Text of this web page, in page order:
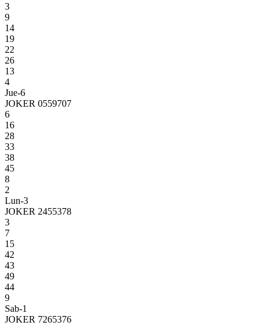
3
9
14
19
22
26
13
4
Jue-6
JOKER 0559707
6
16
28
33
38
45
8
2
Lun-3
JOKER 2455378
3
7
15
42
43
49
44
9
Sab-1
JOKER 7265376